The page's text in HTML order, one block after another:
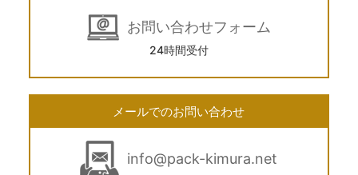
お問い合わせフォーム
24時間受付
メールでのお問い合わせ
info@pack-kimura.net